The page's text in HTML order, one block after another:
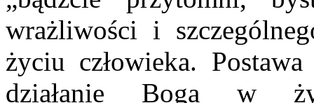
wrażliwości i
życiu człowieka.
działanie Boga w